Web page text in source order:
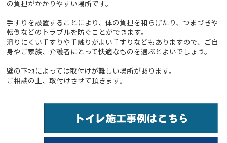
の負担がかかりやすい場所です。
手すりを設置することにより、体の負担を和らげたり、つまづきや
転倒などのトラブルを防ぐことができます。
滑りにくい手すりや手触りがよい手すりなどもありますので、ご自
身やご家族、介護者にとって快適なものを選ぶとよいでしょう。
壁の下地によっては取付けが難しい場所があります。
ご相談の上、取付けさせて頂きます。